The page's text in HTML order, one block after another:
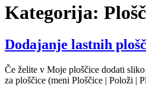
Kategorija:
Dodajanje lastnih
Če želite v Moje ploščice dodati
za ploščice (meni Ploščice | Položi |